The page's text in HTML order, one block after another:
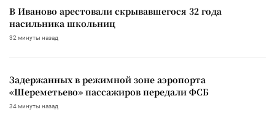
В Иваново арестовали скрывавшегося 32 года
насильника школьниц
32 минуты назад
Задержанных в режимной зоне аэропорта
«Шереметьево» пассажиров передали ФСБ
34 минуты назад